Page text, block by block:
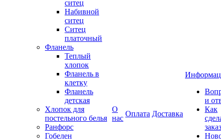
ситец
Набивной
ситец
Ситец
платочный
Фланель
Теплый
хлопок
Фланель в
клетку
Фланель
детская
Хлопок для
постельного белья
Ранфорс
Гобелен
О
нас
Оплата Доставка
и
Как
заказ